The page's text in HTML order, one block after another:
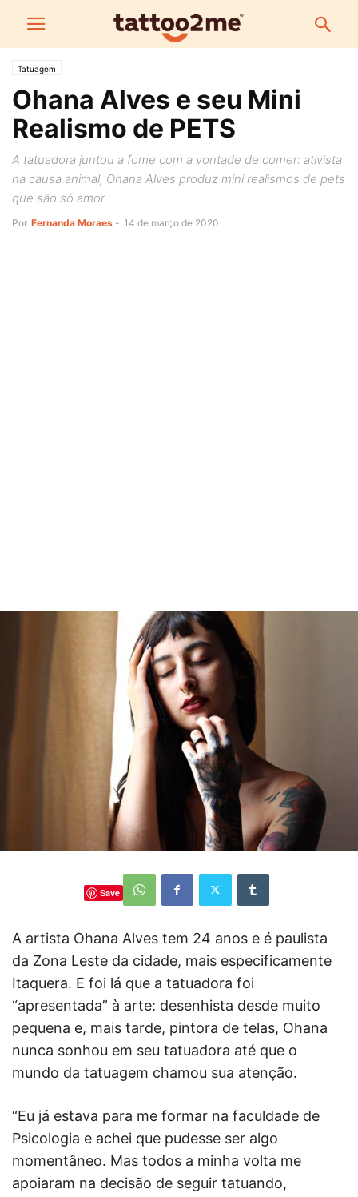
Tatuagem
Ohana Alves e seu Mini
Realismo de PETS
A tatuadora juntou a fome com a vontade de comer: ativista
na causa animal, Ohana Alves produz mini realismos de pets
que são só amor.
Por Fernanda Moraes - 14 de março de 2020
Save
A artista Ohana Alves tem 24 anos e é paulista
da Zona Leste da cidade, mais especificamente
Itaquera. E foi lá que a tatuadora foi
“apresentada” à arte: desenhista desde muito
pequena e, mais tarde, pintora de telas, Ohana
nunca sonhou em seu tatuadora até que o
mundo da tatuagem chamou sua atenção.
“Eu já estava para me formar na faculdade de
Psicologia e achei que pudesse ser algo
momentâneo. Mas todos a minha volta me
apoiaram na decisão de seguir tatuando,